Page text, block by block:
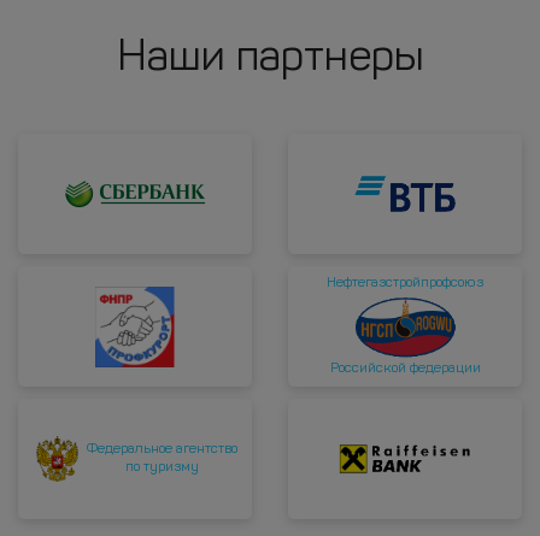
Наши партнеры
Нефтегазстройпрофсоюз
Российской федерации
Федеральное агентство
по туризму